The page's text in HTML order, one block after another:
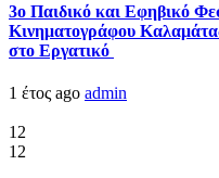
3ο Παιδικό και Εφηβικό
Κινηματογράφου
στο Εργατικό
1 έτος ago admin
12
12